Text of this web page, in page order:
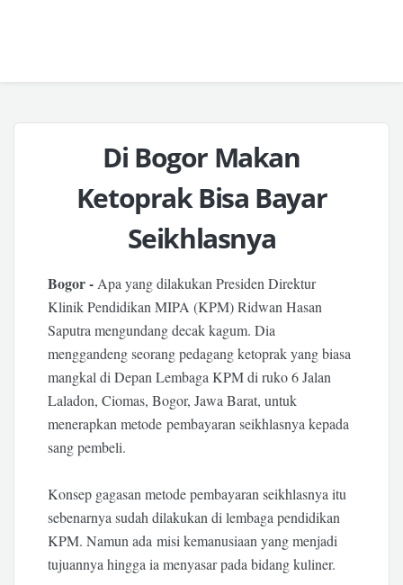
Di Bogor Makan
Ketoprak Bisa Bayar
Seikhlasnya
Bogor -Apa yang dilakukan Presiden Direktur
Klinik Pendidikan MIPA (KPM) Ridwan Hasan
Saputra mengundang decak kagum. Dia
menggandeng seorang pedagang ketoprak yang biasa
mangkal di Depan Lembaga KPM di ruko 6 Jalan
Laladon, Ciomas, Bogor, Jawa Barat, untuk
menerapkan metode pembayaran seikhlasnya kepada
sang pembeli.
Konsep gagasan metode pembayaran seikhlasnya itu
sebenarnya sudah dilakukan di lembaga pendidikan
KPM. Namun ada misi kemanusiaan yang menjadi
tujuannya hingga ia menyasar pada bidang kuliner.